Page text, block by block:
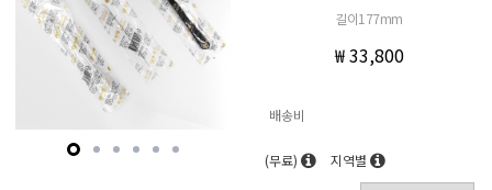
길이177mm
₩ 33,800
배송비
(무료) 지역별